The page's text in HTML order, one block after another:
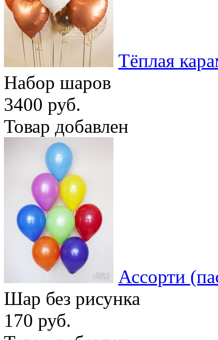
Тёплая
Набор шаров
3400 руб.
Товар добавлен
Ассорти
Шар без рисунка
170 руб.